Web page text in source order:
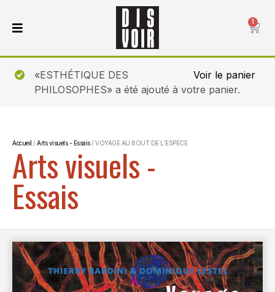
1
Voir le panier
«ESTHÉTIQUE DES
PHILOSOPHES» a été ajouté à votre panier.
Accueil / Arts visuels - Essais/ VOYAGE AU BOUT DE L’ESPECE
Arts visuels -
Essais